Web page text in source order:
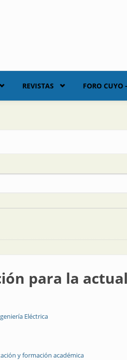
REVISTAS FORO CUYO
para la
Eléctrica
y formación académica